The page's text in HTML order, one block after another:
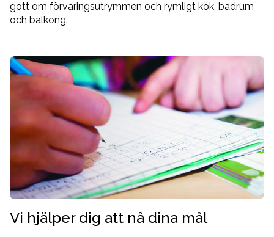
gott om förvaringsutrymmen och rymligt kök, badrum
och balkong.
Vi hjälper dig att nå dina mål